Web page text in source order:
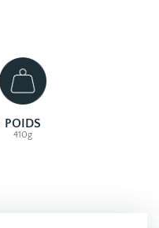
POIDS
410g